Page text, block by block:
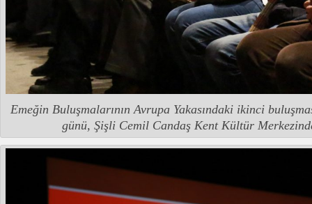
Emeğin Buluşmalarının Avrupa Yakasındaki ikinci
günü, Şişli Cemil Candaş Kent Kültür